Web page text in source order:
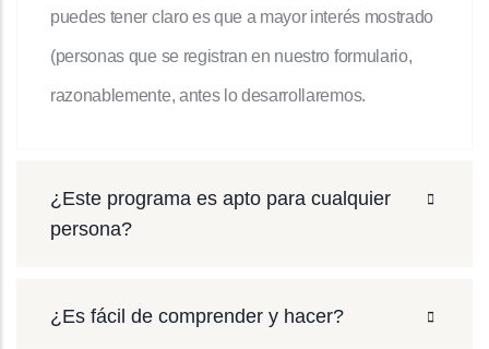
puedes tener claro es que a mayor interés mostrado
(personas que se registran en nuestro formulario,
razonablemente, antes lo desarrollaremos.
¿Este programa es apto para cualquier
persona?
¿Es fácil de comprender y hacer?